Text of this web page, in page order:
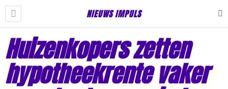
NIEUWS IMPULS
Huizenkopers zetten
hypotheekrente vaker